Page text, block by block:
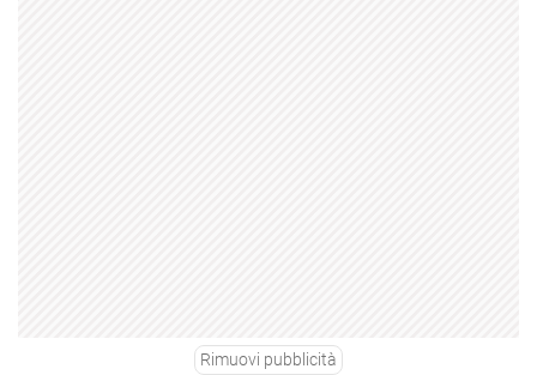
Rimuovi pubblicità